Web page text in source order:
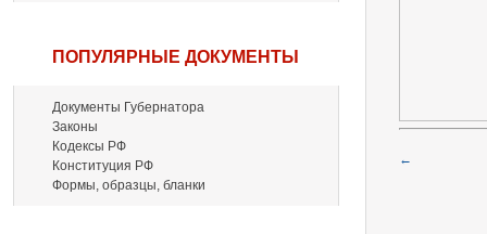
ПОПУЛЯРНЫЕ ДОКУМЕНТЫ
Документы Губернатора
Законы
Кодексы РФ
Конституция РФ
Формы, образцы, бланки
←